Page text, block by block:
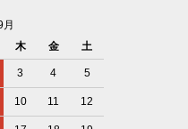
木 金 土
3 4 5
10 11 12